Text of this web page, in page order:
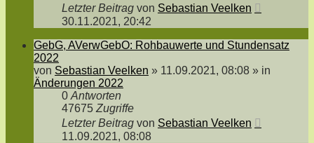
Letzter Beitrag von Sebastian Veelken
30.11.2021, 20:42
GebG, AVerwGebO: Rohbauwerte und Stundensatz
2022
von Sebastian Veelken » 11.09.2021, 08:08 » in
Änderungen 2022
0 Antworten
47675 Zugriffe
Letzter Beitrag von Sebastian Veelken
11.09.2021, 08:08